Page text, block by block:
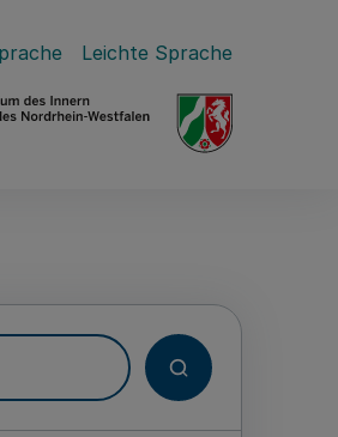
Leichte Sprache